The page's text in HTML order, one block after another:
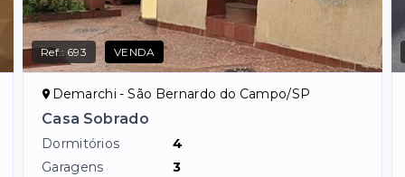
Ref.: 693 VENDA
Demarchi - São Bernardo do Campo/SP
Casa Sobrado
Dormitórios
4
Garagens
3